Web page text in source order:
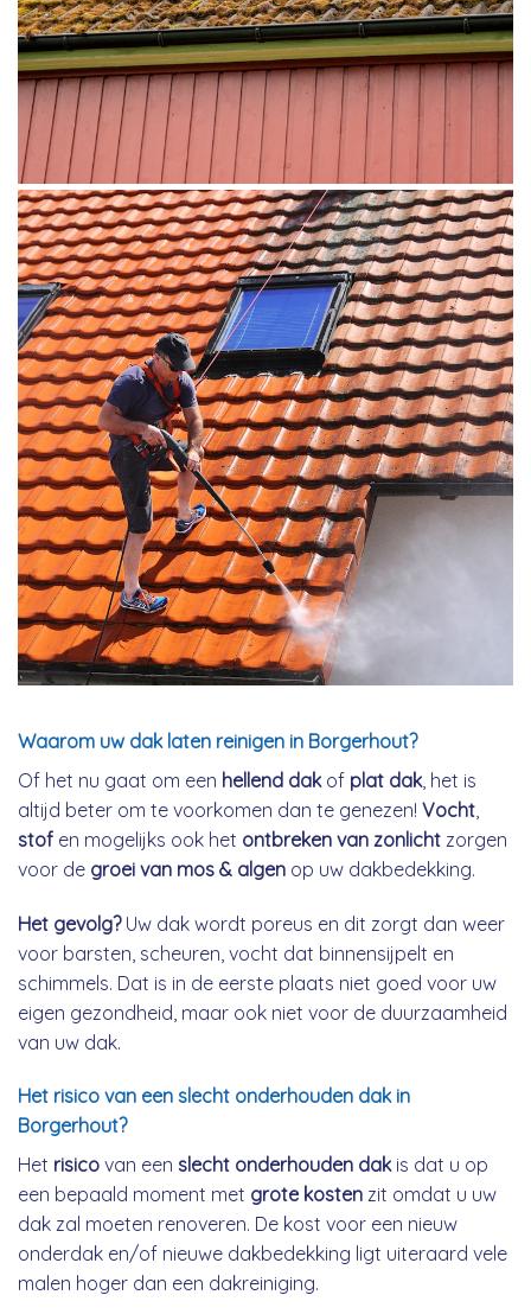
Waarom uw dak laten reinigen in Borgerhout?
Of het nu gaat om een hellend dakof plat dak, het is
altijd beter om te voorkomen dan te genezen! Vocht
stof en mogelijks ook het ontbreken van zonlicht zorgen
voor de groei van mos & algen op uw dakbedekking.
Het gevolg?Uw dak wordt poreus en dit zorgt dan weer
voor barsten, scheuren, vocht dat binnensijpelt en
schimmels. Dat is in de eerste plaats niet goed voor uw
eigen gezondheid, maar ook niet voor de duurzaamheid
van uw dak.
Het risico van een slecht onderhouden dak in
Borgerhout?
Het risico van een slecht onderhouden dakis dat u op
een bepaald moment met grote kosten zit omdat u uw
dak zal moeten renoveren. De kost voor een nieuw
onderdak en/of nieuwe dakbedekking ligt uiteraard vele
malen hoger dan een dakreiniging.